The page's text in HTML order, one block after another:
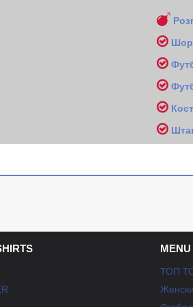
Ш
MENU
ТОП